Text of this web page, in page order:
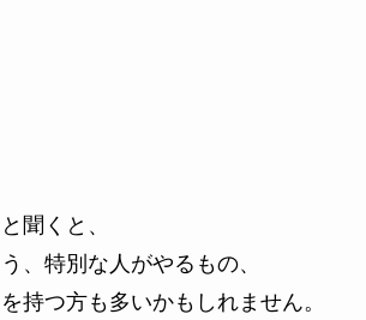
聞くと、
、特別な人がやるもの、
持つ方も多いかもしれません。